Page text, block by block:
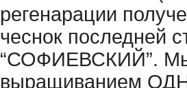
регенарации
чеснок последней
“СОФИЕВСКИЙ”. Мы
выращиванием